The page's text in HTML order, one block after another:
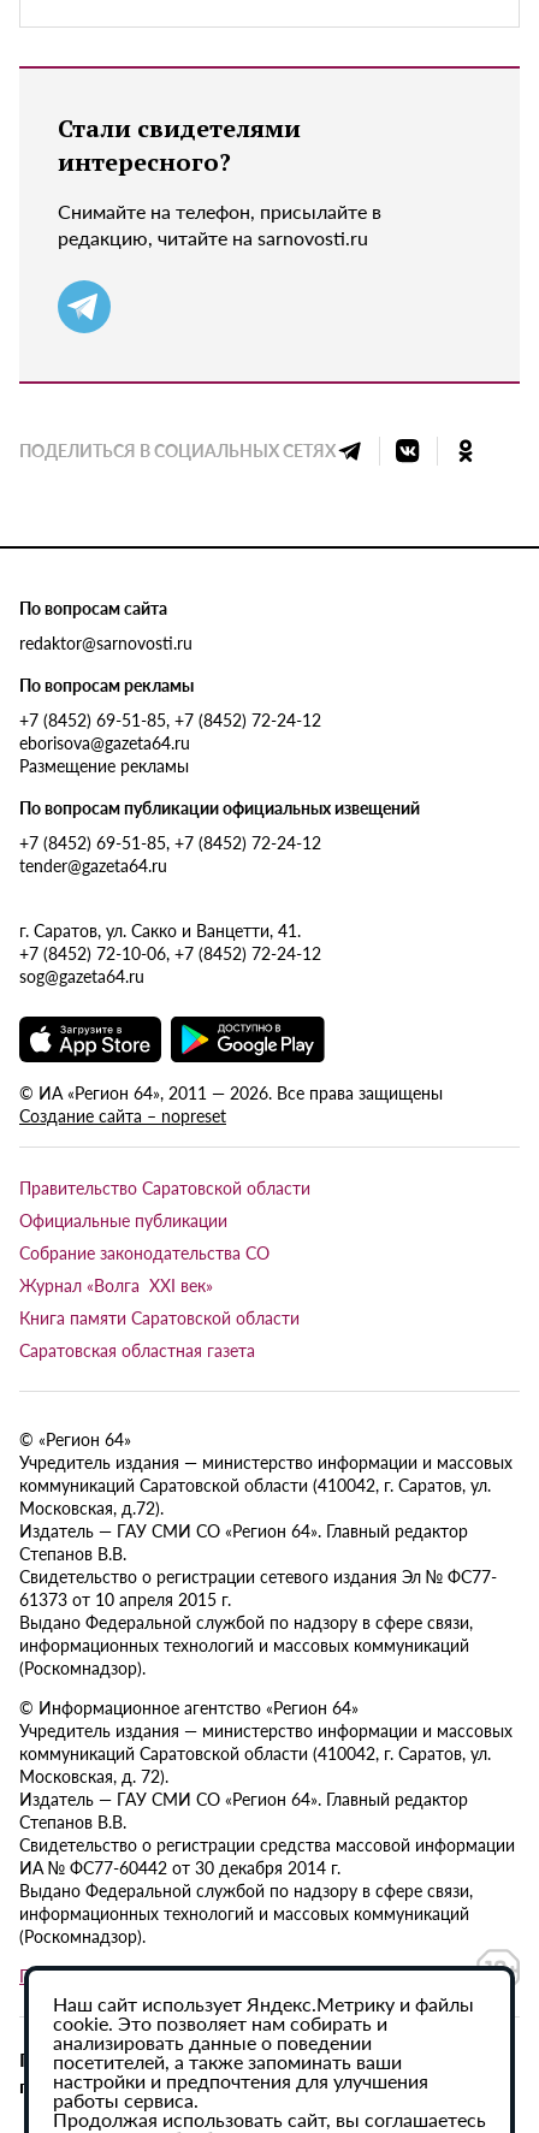
Стали свидетелями
интересного?
Снимайте на телефон, присылайте в
редакцию, читайте на sarnovosti.ru
ПОДЕЛИТЬСЯ В СОЦИАЛЬНЫХ СЕТЯХ
По вопросам сайта
redaktor@sarnovosti.ru
По вопросам рекламы
+7 (8452) 69-51-85, +7 (8452) 72-24-12
eborisova@gazeta64.ru
Размещение рекламы
По вопросам публикации официальных извещений
+7 (8452) 69-51-85, +7 (8452) 72-24-12
tender@gazeta64.ru
г. Саратов, ул. Сакко и Ванцетти, 41.
+7 (8452) 72-10-06, +7 (8452) 72-24-12
sog@gazeta64.ru
© ИА «Регион 64», 2011 — 2026. Все права защищены
Создание сайта – nopreset
Правительство Саратовской области
Официальные публикации
Собрание законодательства СО
Журнал «Волга XXI век»
Книга памяти Саратовской области
Саратовская областная газета
© «Регион 64»
Учредитель издания — министерство информации и массовых
коммуникаций Саратовской области (410042, г. Саратов, ул.
Московская, д.72).
Издатель — ГАУ СМИ СО «Регион 64». Главный редактор
Степанов В.В.
Свидетельство о регистрации сетевого издания Эл № ФС77-
61373 от 10 апреля 2015 г.
Выдано Федеральной службой по надзору в сфере связи,
информационных технологий и массовых коммуникаций
(Роскомнадзор).
© Информационное агентство «Регион 64»
Учредитель издания — министерство информации и массовых
коммуникаций Саратовской области (410042, г. Саратов, ул.
Московская, д. 72).
Издатель — ГАУ СМИ СО «Регион 64». Главный редактор
Степанов В.В.
Свидетельство о регистрации средства массовой информации
ИА № ФС77-60442 от 30 декабря 2014 г.
Выдано Федеральной службой по надзору в сфере связи,
информационных технологий и массовых коммуникаций
(Роскомнадзор).
Политика в отношении обработки персональных данных
При использовании материалов сайта активная
гиперссылка на ИА «Регион 64» обязательна.
Наш сайт использует Яндекс.Метрику и файлы
cookie. Это позволяет нам собирать и
анализировать данные о поведении
посетителей, а также запоминать ваши
настройки и предпочтения для улучшения
работы сервиса.
Продолжая использовать сайт, вы соглашаетесь